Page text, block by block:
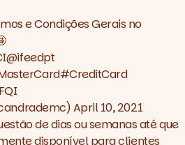
e Condições Gerais no
@ifeedpt
#CreditCard
April 10, 2021
de dias ou semanas até que
disponível para clientes